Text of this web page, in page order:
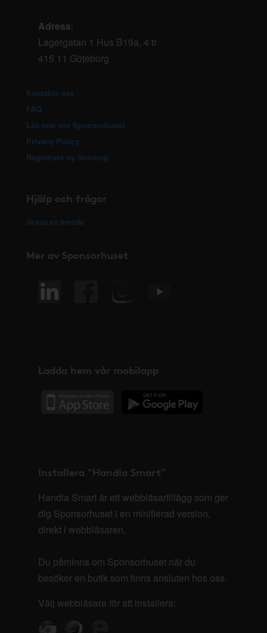
Adress:
Lagergatan 1 Hus B19a, 4 tr
415 11 Göteborg
Kontakta oss
FAQ
Läs mer om Sponsorhuset
Privacy Policy
Registrera ny förening
Hjälp och frågor
Skapa ett ärende
Mer av Sponsorhuset
Ladda hem vår mobilapp
Installera "Handla Smart"
Handla Smart är ett webbläsartillägg som ger
dig Sponsorhuset i en minifierad version,
direkt i webbläsaren.
Du påminns om Sponsorhuset när du
besöker en butik som finns ansluten hos oss.
Välj webbläsare för att installera: